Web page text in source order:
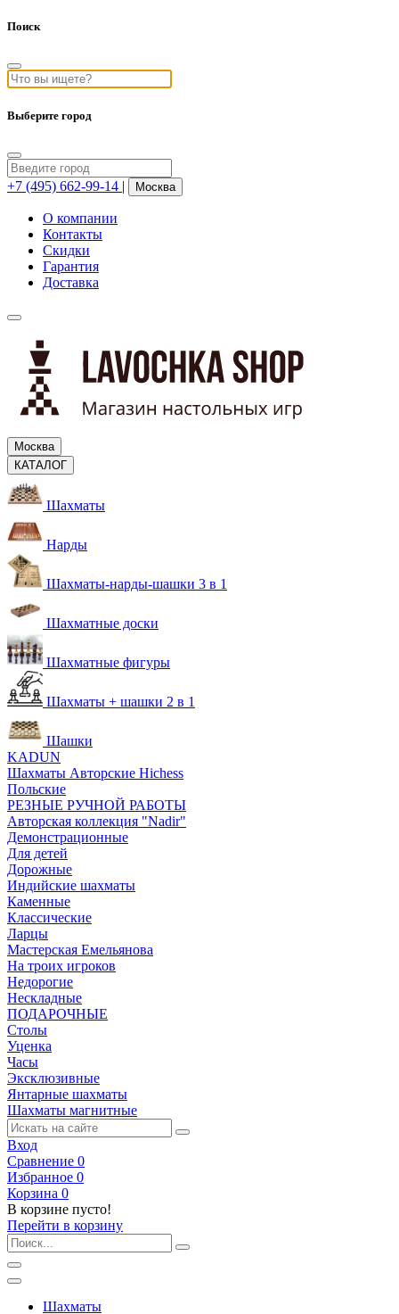
Поиск
Выберите город
+7 (495) 662-99-14 | Москва
О компании
Контакты
Скидки
Гарантия
Доставка
Москва
КАТАЛОГ
Шахматы
Нарды
Шахматы-нарды-шашки 3 в 1
Шахматные доски
Шахматные фигуры
Шахматы + шашки 2 в 1
Шашки
KADUN
Шахматы Авторские Hichess
Польские
РЕЗНЫЕ РУЧНОЙ РАБОТЫ
Авторская коллекция "Nadir"
Демонстрационные
Для детей
Дорожные
Индийские шахматы
Каменные
Классические
Ларцы
Мастерская Емельянова
На троих игроков
Недорогие
Нескладные
ПОДАРОЧНЫЕ
Столы
Уценка
Часы
Эксклюзивные
Янтарные шахматы
Шахматы магнитные
Вход
Сравнение 0
Избранное 0
Корзина 0
В корзине пусто!
Перейти в корзину
Шахматы